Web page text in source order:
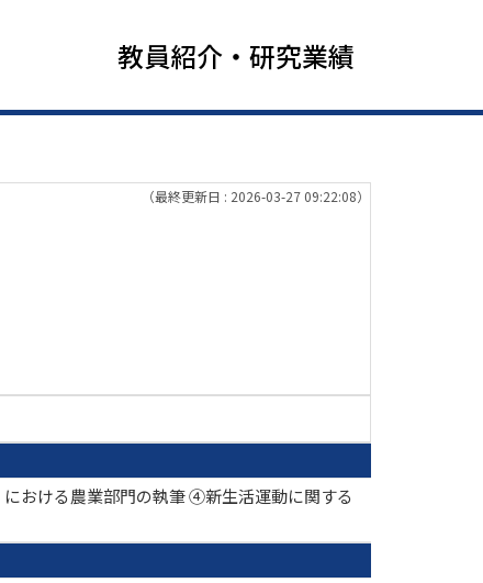
教員紹介・研究業績
（最終更新日 : 2026-03-27 09:22:08）
おける農業部門の執筆 ④新生活運動に関する